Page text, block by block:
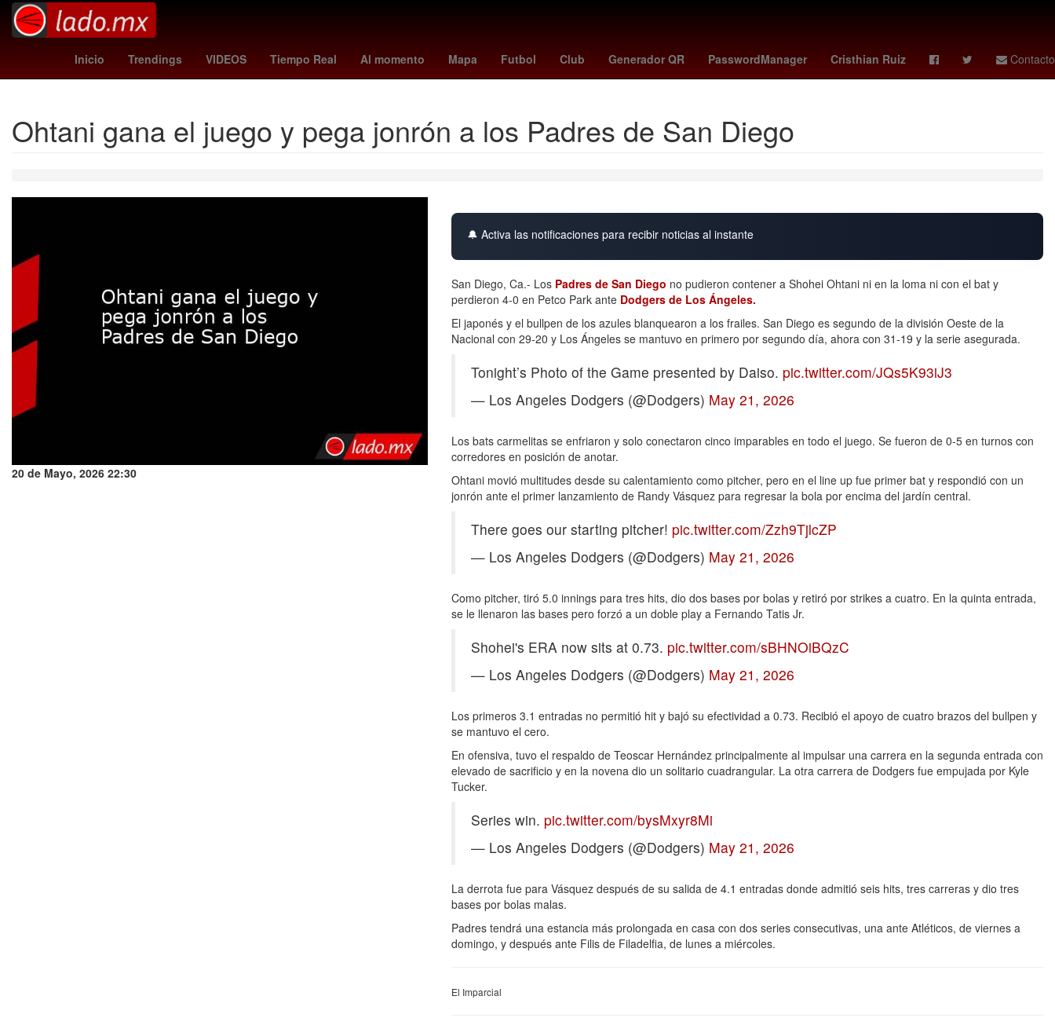
Inicio Trendings VIDEOS Tiempo Real Al momento Mapa Futbol Club Generador QR PasswordManager Cristhian Ruiz Contacto
Empresa Star Wars toluca vs santos Germán Berterame Rogelio Funes Mori mexico vs 26 de marzo Antoine Griezmann México HBO
Ohtani gana el juego y pega jonrón a los Padres de San Diego
20 de Mayo, 2026 22:30
🔔 Activa las notificaciones para recibir noticias al instante
San Diego, Ca.- Los Padres de San Diego no pudieron contener a Shohei Ohtani ni en la loma ni con el bat y
perdieron 4-0 en Petco Park ante Dodgers de Los Ángeles.
El japonés y el bullpen de los azules blanquearon a los frailes. San Diego es segundo de la división Oeste de la
Nacional con 29-20 y Los Ángeles se mantuvo en primero por segundo día, ahora con 31-19 y la serie asegurada.
Tonight’s Photo of the Game presented by Daiso. pic.twitter.com/JQs5K93iJ3
— Los Angeles Dodgers (@Dodgers) May 21, 2026
Los bats carmelitas se enfriaron y solo conectaron cinco imparables en todo el juego. Se fueron de 0-5 en turnos con
corredores en posición de anotar.
Ohtani movió multitudes desde su calentamiento como pitcher, pero en el line up fue primer bat y respondió con un
jonrón ante el primer lanzamiento de Randy Vásquez para regresar la bola por encima del jardín central.
There goes our starting pitcher! pic.twitter.com/Zzh9TjlcZP
— Los Angeles Dodgers (@Dodgers) May 21, 2026
Como pitcher, tiró 5.0 innings para tres hits, dio dos bases por bolas y retiró por strikes a cuatro. En la quinta entrada,
se le llenaron las bases pero forzó a un doble play a Fernando Tatis Jr.
Shohei's ERA now sits at 0.73. pic.twitter.com/sBHNOiBQzC
— Los Angeles Dodgers (@Dodgers) May 21, 2026
Los primeros 3.1 entradas no permitió hit y bajó su efectividad a 0.73. Recibió el apoyo de cuatro brazos del bullpen y
se mantuvo el cero.
En ofensiva, tuvo el respaldo de Teoscar Hernández principalmente al impulsar una carrera en la segunda entrada con
elevado de sacrificio y en la novena dio un solitario cuadrangular. La otra carrera de Dodgers fue empujada por Kyle
Tucker.
Series win. pic.twitter.com/bysMxyr8Mi
— Los Angeles Dodgers (@Dodgers) May 21, 2026
La derrota fue para Vásquez después de su salida de 4.1 entradas donde admitió seis hits, tres carreras y dio tres
bases por bolas malas.
Padres tendrá una estancia más prolongada en casa con dos series consecutivas, una ante Atléticos, de viernes a
domingo, y después ante Filis de Filadelfia, de lunes a miércoles.
El Imparcial